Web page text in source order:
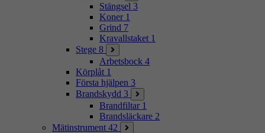
Stängsel 3
Koner 1
Grind 7
Kravallstaket 1
Stege 8
Arbetsbock 4
Körplåt 1
Första hjälpen 3
Brandskydd 3
Brandfiltar 1
Brandsläckare 2
Mätinstrument 42